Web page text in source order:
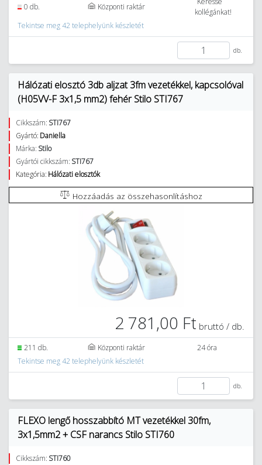
0 db. Központi raktár
kollégánkat!
Tekintse meg 42 telephelyünk készletét
db.
Hálózati elosztó 3db aljzat 3fm vezetékkel, kapcsolóval
(H05VV-F 3x1,5 mm2) fehér Stilo STI767
Cikkszám: STI767
Gyártó: Daniella
Márka: Stilo
Gyártói cikkszám: STI767
Kategória: Hálózati elosztók
Hozzáadás az összehasonlításhoz
2 781,00 Ft bruttó / db.
211 db. Központi raktár
24 óra
Tekintse meg 42 telephelyünk készletét
db.
FLEXO lengő hosszabbító MT vezetékkel 30fm,
3x1,5mm2 + CSF narancs Stilo STI760
Cikkszám: STI760